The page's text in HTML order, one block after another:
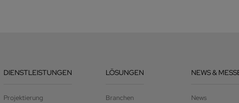
DIENSTLEISTUNGEN
Projektierung
LÖSUNGEN
Branchen
NEWS &
News